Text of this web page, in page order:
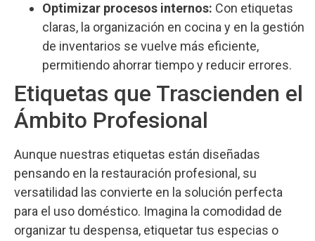
Optimizar procesos internos: Con etiquetas
claras, la organización en cocina y en la gestión
de inventarios se vuelve más eficiente,
permitiendo ahorrar tiempo y reducir errores.
Etiquetas que Trascienden el
Ámbito Profesional
Aunque nuestras etiquetas están diseñadas
pensando en la restauración profesional, su
versatilidad las convierte en la solución perfecta
para el uso doméstico. Imagina la comodidad de
organizar tu despensa, etiquetar tus especias o